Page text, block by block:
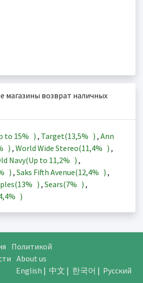
магазины возврат наличных
to 15% ) , Target(13,5% ) , Ann
) , World Wide Stereo(11,4% ) ,
Navy(Up to 11,2% ) ,
) , Saks Fifth Avenue(12,4% ) ,
13% ) , Sears(7% ) ,
)
Политикой
About us
English | 中文 | 한국어 | Русский